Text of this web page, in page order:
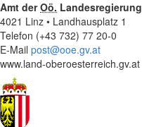
Amt derOö. Landesregierung
4021 Linz • Landhausplatz 1
Telefon (+43 732) 77 20-0
E-Mail post@ooe.gv.at
www.land-oberoesterreich.gv.at